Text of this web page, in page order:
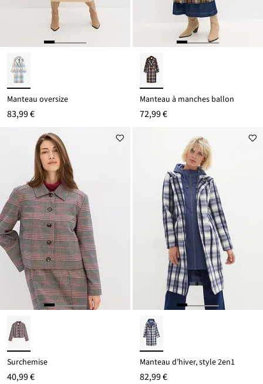
Manteau oversize
83,99 €
Manteau à manches ballon
72,99 €
Surchemise
40,99 €
Manteau d’hiver, style 2en1
82,99 €